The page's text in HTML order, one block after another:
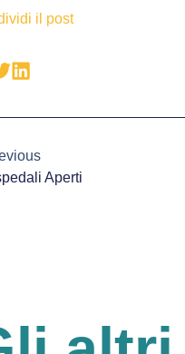
il post
Aperti